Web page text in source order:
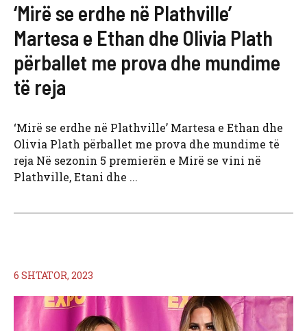
‘Mirë se erdhe në Plathville’
Martesa e Ethan dhe Olivia Plath
përballet me prova dhe mundime
të reja
‘Mirë se erdhe në Plathville’ Martesa e Ethan dhe
Olivia Plath përballet me prova dhe mundime të
reja Në sezonin 5 premierën e Mirë se vini në
Plathville, Etani dhe ...
6 SHTATOR, 2023